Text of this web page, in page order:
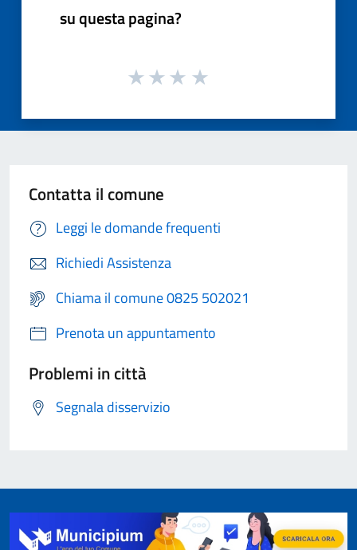
su questa pagina?
Contatta il comune
Leggi le domande frequenti
Richiedi Assistenza
Chiama il comune 0825 502021
Prenota un appuntamento
Problemi in città
Segnala disservizio